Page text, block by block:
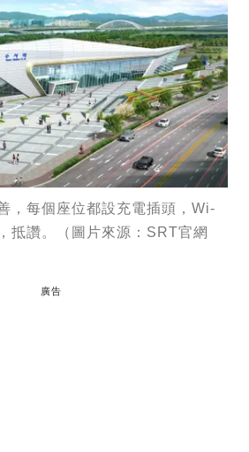
，每個座位都設充電插頭，Wi-
抵讚。（圖片來源：SRT官網
廣告